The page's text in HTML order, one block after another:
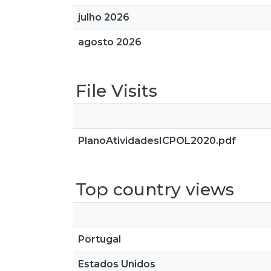
julho 2026
agosto 2026
File Visits
PlanoAtividadesICPOL2020.pdf
Top country views
Portugal
Estados Unidos